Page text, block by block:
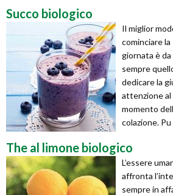
Succo biologico
Il miglior
cominciare la
giornata è da
sempre
dedicare la
attenzione al
momento
colazione. Pu
The al limone biologico
L’essere
affronta
sempre in